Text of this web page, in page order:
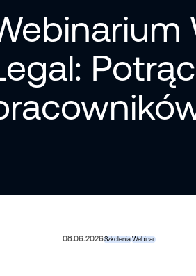
08.06.2026Szkolenia Webinar